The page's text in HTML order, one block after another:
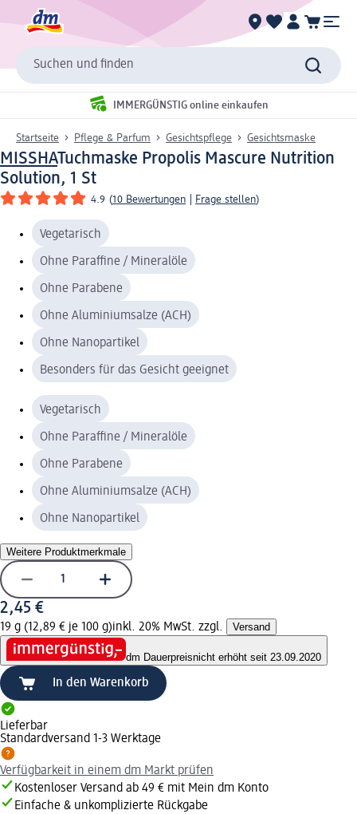
Suchen und finden
IMMERGÜNSTIG online einkaufen
Startseite Pflege & Parfum Gesichtspflege Gesichtsmaske
MISSHATuchmaske Propolis Mascure Nutrition
Solution, 1 St
4.9 (10 Bewertungen Frage stellen)
Vegetarisch
Ohne Paraffine / Mineralöle
Ohne Parabene
Ohne Aluminiumsalze (ACH)
Ohne Nanopartikel
Besonders für das Gesicht geeignet
Vegetarisch
Ohne Paraffine / Mineralöle
Ohne Parabene
Ohne Aluminiumsalze (ACH)
Ohne Nanopartikel
Weitere Produktmerkmale
2,45 €
19 g (12,89 € je 100 g)inkl. 20% MwSt. zzgl. Versand
dm Dauerpreisnicht erhöht seit 23.09.2020
In den Warenkorb
Lieferbar
Standardversand 1-3 Werktage
Verfügbarkeit in einem dm Markt prüfen
Kostenloser Versand ab 49 € mit Mein dm Konto
Einfache & unkomplizierte Rückgabe